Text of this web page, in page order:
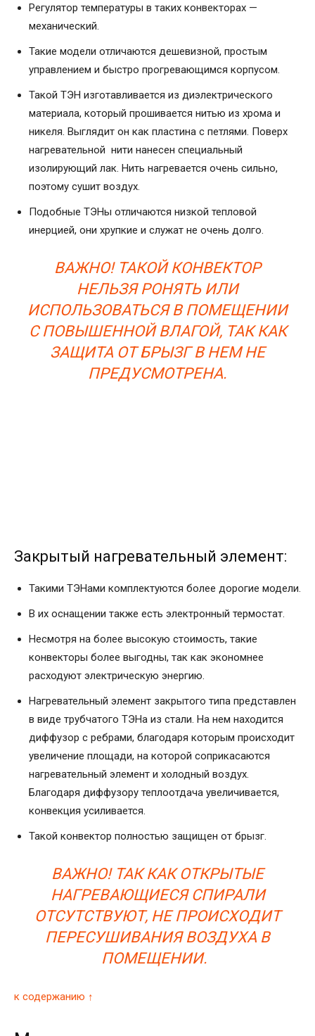
Регулятор температуры в таких конвекторах —
механический.
Такие модели отличаются дешевизной, простым
управлением и быстро прогревающимся корпусом.
Такой ТЭН изготавливается из диэлектрического
материала, который прошивается нитью из хрома и
никеля. Выглядит он как пластина с петлями. Поверх
нагревательной нити нанесен специальный
изолирующий лак. Нить нагревается очень сильно,
поэтому сушит воздух.
Подобные ТЭНы отличаются низкой тепловой
инерцией, они хрупкие и служат не очень долго.
ВАЖНО! ТАКОЙ КОНВЕКТОР
НЕЛЬЗЯ РОНЯТЬ ИЛИ
ИСПОЛЬЗОВАТЬСЯ В ПОМЕЩЕНИИ
С ПОВЫШЕННОЙ ВЛАГОЙ, ТАК КАК
ЗАЩИТА ОТ БРЫЗГ В НЕМ НЕ
ПРЕДУСМОТРЕНА.
Закрытый нагревательный элемент:
Такими ТЭНами комплектуются более дорогие модели.
В их оснащении также есть электронный термостат.
Несмотря на более высокую стоимость, такие
конвекторы более выгодны, так как экономнее
расходуют электрическую энергию.
Нагревательный элемент закрытого типа представлен
в виде трубчатого ТЭНа из стали. На нем находится
диффузор с ребрами, благодаря которым происходит
увеличение площади, на которой соприкасаются
нагревательный элемент и холодный воздух.
Благодаря диффузору теплоотдача увеличивается,
конвекция усиливается.
Такой конвектор полностью защищен от брызг.
ВАЖНО! ТАК КАК ОТКРЫТЫЕ
НАГРЕВАЮЩИЕСЯ СПИРАЛИ
ОТСУТСТВУЮТ, НЕ ПРОИСХОДИТ
ПЕРЕСУШИВАНИЯ ВОЗДУХА В
ПОМЕЩЕНИИ.
к содержанию ↑